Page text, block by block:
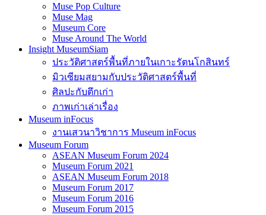
Muse Pop Culture
Muse Mag
Museum Core
Muse Around The World
Insight MuseumSiam
ประวัติศาสตร์พื้นที่ภายในเกาะรัตนโกสินทร์
มิวเซียมสยามกับประวัติศาสตร์พื้นที่
ศิลปะกับตึกเก่า
ภาพเก่าเล่าเรื่อง
Museum inFocus
งานเสวนาวิชาการ Museum inFocus
Museum Forum
ASEAN Museum Forum 2024
Museum Forum 2021
ASEAN Museum Forum 2018
Museum Forum 2017
Museum Forum 2016
Museum Forum 2015